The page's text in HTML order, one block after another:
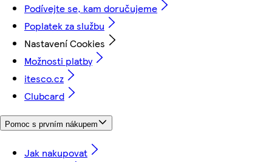
Podívejte se, kam doručujeme
Poplatek za službu
Nastavení Cookies
Možnosti platby
itesco.cz
Clubcard
Pomoc s prvním nákupem
Jak nakupovat